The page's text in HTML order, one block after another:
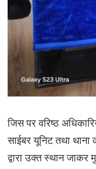
जिस पर वरिष्ठ
साईबर यूनिट तथा
द्वारा उक्त स्थान जाकर